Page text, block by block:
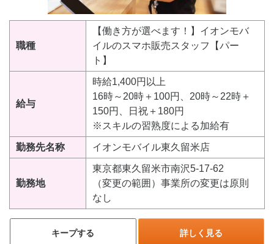
職種
【働き方が選べます！】イオンモバ
イルのスマホ販売スタッフ【パー
ト】
給与
時給1,400円以上
16時～20時＋100円、20時～22時＋
150円、日祝＋180円
※スキルの習熟度による加給有
勤務先名称 イオンモバイル東久留米店
勤務地
東京都東久留米市南沢5-17-62
（変更の範囲）事業所の変更は原則
なし
キープする 詳しく見る